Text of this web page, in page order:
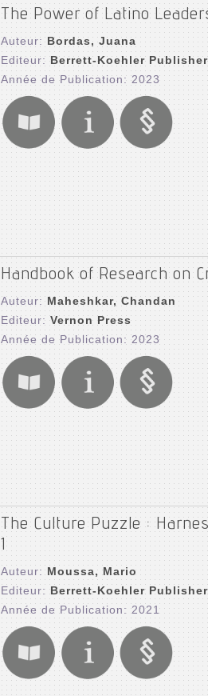
The Power of Latino
Auteur:Bordas, Juana
Editeur:Berrett-Koehler
Année de Publication: 2023
Handbook of Research on
Auteur:Maheshkar, Chandan
Editeur:Vernon Press
Année de Publication: 2023
The Culture Puzzle :
1
Auteur:Moussa, Mario
Editeur:Berrett-Koehler
Année de Publication: 2021